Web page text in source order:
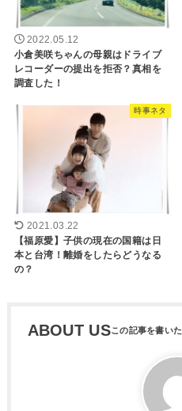
2022.05.12
小倉美咲ちゃんの母親はドライブ
レコーダーの提出を拒否？真相を
調査した！
時事ネタ
2021.03.22
【福原愛】子供の現在の国籍は日
本と台湾！離婚をしたらどうなる
の？
ABOUT US